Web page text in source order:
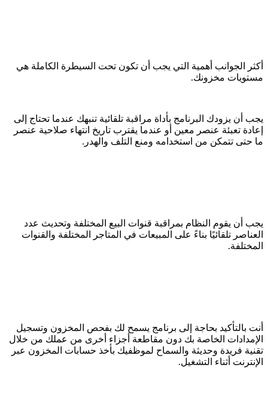
أكثر الجوانب أهمية التي يجب أن تكون تحت السيطرة الكاملة هي
مستويات مخزونك.
يجب أن يزودك البرنامج بأداة مراقبة تلقائية تنبهك عندما تحتاج إلى
إعادة تعبئة عنصر معين أو عندما يقترب تاريخ انتهاء صلاحية عنصر
ما حتى تتمكن من استخدامه ومنع التلف والهدر.
يجب أن يقوم النظام بمراقبة قنوات البيع المختلفة وتحديث عدد
العناصر تلقائيًا بناءً على المبيعات في المتاجر المختلفة والقنوات
المختلفة.
أنت بالتأكيد بحاجة إلى برنامج يسمح لك بفحص المخزون وتسجيل
الإمدادات الخاصة بك دون مقاطعة أجزاء أخرى من عملك من خلال
تقنية فريدة وحديثة والسماح لموظفيك بأخذ حسابات المخزون عبر
الإنترنت أثناء التشغيل.